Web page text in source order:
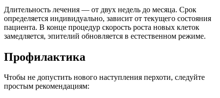
Длительность лечения — от двух недель до месяца. Срок
определяется индивидуально, зависит от текущего состояния
пациента. В конце процедур скорость роста новых клеток
замедляется, эпителий обновляется в естественном режиме.
Профилактика
Чтобы не допустить нового наступления перхоти, следуйте
простым рекомендациям: